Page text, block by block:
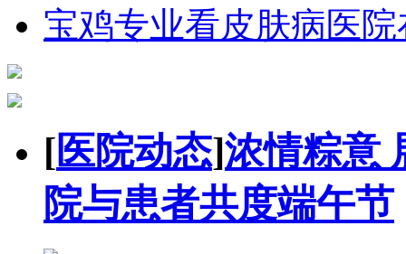
宝鸡专业看皮肤病医院
[医院动态]浓情粽意
院与患者共度端午节